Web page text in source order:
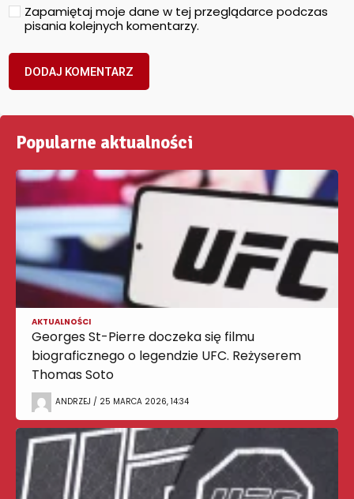
Zapamiętaj moje dane w tej przeglądarce podczas
pisania kolejnych komentarzy.
Popularne aktualności
AKTUALNOŚCI
Georges St-Pierre doczeka się filmu
biograficznego o legendzie UFC. Reżyserem
Thomas Soto
ANDRZEJ / 25 MARCA 2026, 14:34